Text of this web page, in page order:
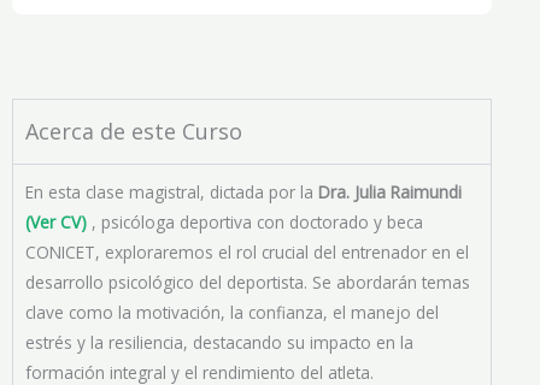
Acerca de este Curso
En esta clase magistral, dictada por la Dra. Julia Raimundi
(Ver CV) , psicóloga deportiva con doctorado y beca
CONICET, exploraremos el rol crucial del entrenador en el
desarrollo psicológico del deportista. Se abordarán temas
clave como la motivación, la confianza, el manejo del
estrés y la resiliencia, destacando su impacto en la
formación integral y el rendimiento del atleta.